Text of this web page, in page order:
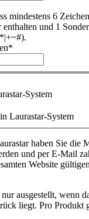
mindestens 6
und 1
*
System
Laurastar-System
haben Sie die
und per E-Mail
Website
ausgestellt, wenn
liegt. Pro Produkt